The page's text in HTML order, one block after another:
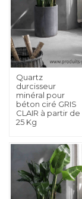
Quartz
durcisseur
minéral pour
béton ciré GRIS
CLAIR à partir de
25 Kg